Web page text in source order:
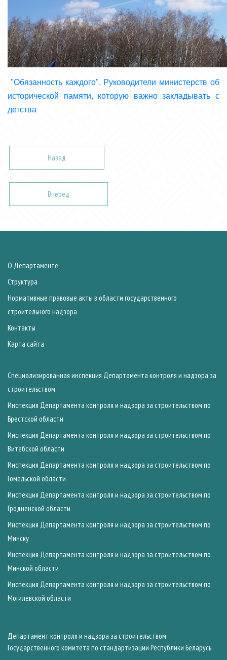
"Обязанность каждого". Руководители министерств об
исторической памяти, которую важно закладывать с
детства
Назад
Вперед
О Департаменте
Структура
Нормативные правовые акты в области государственного
строительного надзора
Контакты
Карта сайта
Специализированная инспекция Департамента контроля и надзора за
строительством
Инспекция Департамента контроля и надзора за строительством по
Брестской области
Инспекция Департамента контроля и надзора за строительством по
Витебской области
Инспекция Департамента контроля и надзора за строительством по
Гомельской области
Инспекция Департамента контроля и надзора за строительством по
Гродненской области
Инспекция Департамента контроля и надзора за строительством по
Минску
Инспекция Департамента контроля и надзора за строительством по
Минской области
Инспекция Департамента контроля и надзора за строительством по
Могилевской области
Департамент контроля и надзора за строительством
Государственного комитета по стандартизации Республики Беларусь